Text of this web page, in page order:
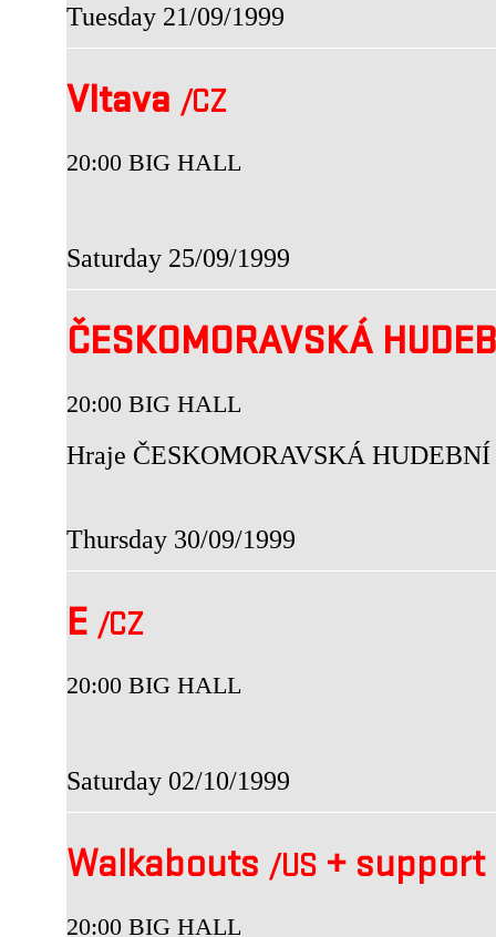
Tuesday 21/09/1999
Vltava /CZ
20:00 BIG HALL
Saturday 25/09/1999
ČESKOMORAVSKÁ
20:00 BIG HALL
Hraje ČESKOMORAVSKÁ HUDEBNÍ
Thursday 30/09/1999
E /CZ
20:00 BIG HALL
Saturday 02/10/1999
Walkabouts /US +
20:00 BIG HALL